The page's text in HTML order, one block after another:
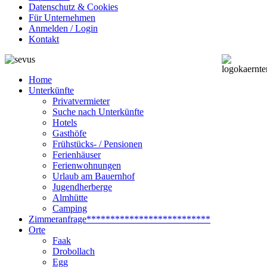
Datenschutz & Cookies
Für Unternehmen
Anmelden / Login
Kontakt
Home
Unterkünfte
Privatvermieter
Suche nach Unterkünfte
Hotels
Gasthöfe
Frühstücks- / Pensionen
Ferienhäuser
Ferienwohnungen
Urlaub am Bauernhof
Jugendherberge
Almhütte
Camping
Zimmeranfrage**************************
Orte
Faak
Drobollach
Egg